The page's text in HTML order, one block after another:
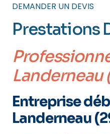
DEMANDER UN DEVIS
Prestations
Landerneau
Entreprise
Landerneau